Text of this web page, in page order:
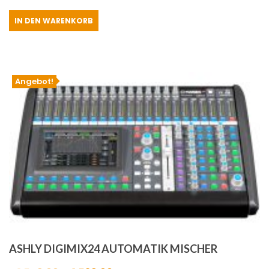
Preis
war:
IN DEN WARENKORB
Angebot!
ASHLY DIGIMIX24 AUTOMATIK MISCHER